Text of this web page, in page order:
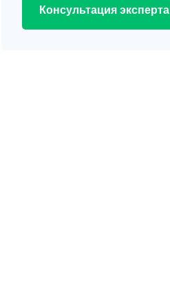
Консультация эксперта